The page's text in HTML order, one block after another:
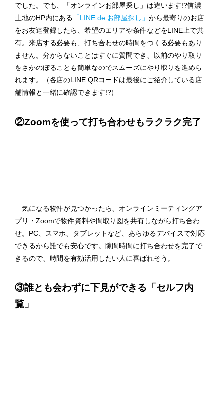
でした。でも、「オンラインお部屋探し」は違います!?信濃
土地のHP内にある 「LINE de お部屋探し」 から最寄りのお店
をお友達登録したら、希望のエリアや条件などをLINE上で共
有。来店する必要も、打ち合わせの時間をつくる必要もあり
ません。分からないことはすぐに質問でき、以前のやり取り
をさかのぼることも簡単なのでスムーズにやり取りを進めら
れます。（各店のLINE QRコードは最後にご紹介している店
舗情報と一緒に確認できます!?）
②Zoomを使って打ち合わせもラクラク完了
気になる物件が見つかったら、オンラインミーティングア
プリ・Zoomで物件資料や間取り図を共有しながら打ち合わ
せ。PC、スマホ、タブレットなど、あらゆるデバイスで対応
できるから誰でも安心です。隙間時間に打ち合わせを完了で
きるので、時間を有効活用したい人に喜ばれそう。
③誰とも会わずに下見ができる「セルフ内
覧」